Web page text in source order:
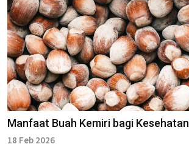
Manfaat Buah Kemiri bagi Kesehatan
18 Feb 2026